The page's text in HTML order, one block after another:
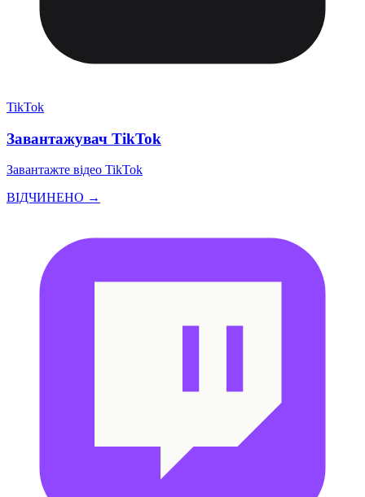
TikTok
Завантажувач TikTok
Завантажте відео TikTok
ВІДЧИНЕНО →